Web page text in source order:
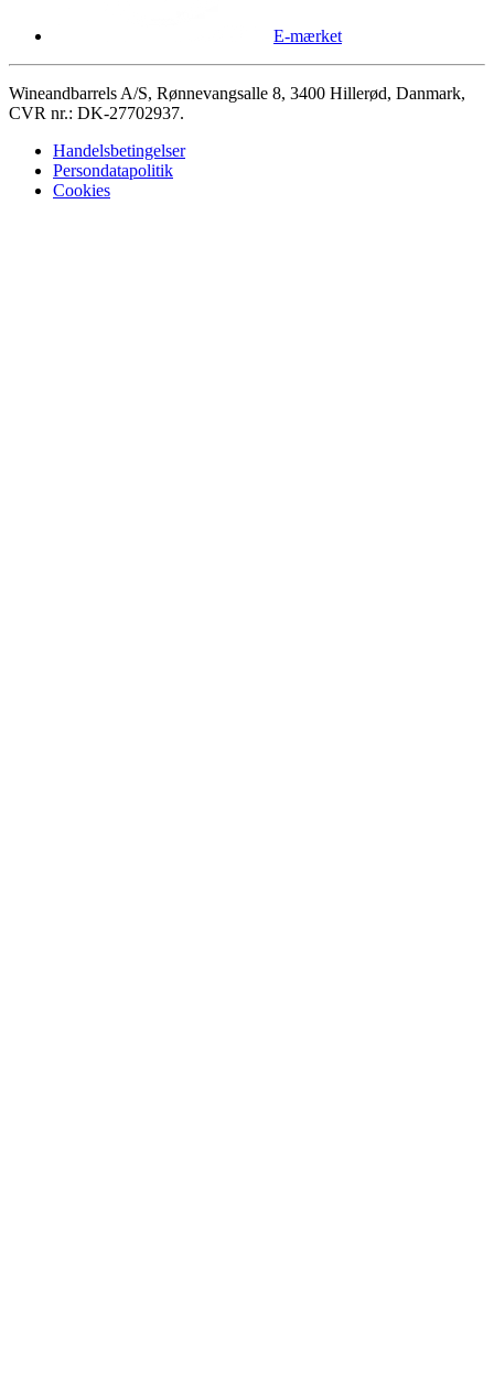
E-mærket
Wineandbarrels A/S, Rønnevangsalle 8, 3400 Hillerød, Danmark,
CVR nr.: DK-27702937.
Handelsbetingelser
Persondatapolitik
Cookies